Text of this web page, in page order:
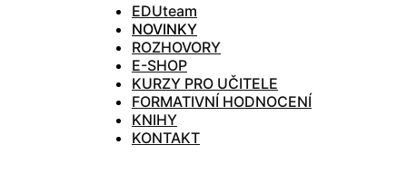
EDUteam
NOVINKY
ROZHOVORY
E-SHOP
KURZY PRO UČITELE
FORMATIVNÍ HODNOCENÍ
KNIHY
KONTAKT